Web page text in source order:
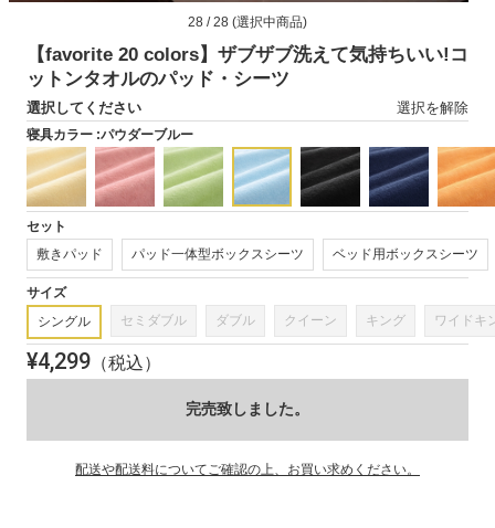
ィ
ア
(1)
を
く
28 / 28 (選択中商品)
【favorite 20 colors】ザブザブ洗えて気持ちいい!コ
ットンタオルのパッド・シーツ
選択してください 選択を解除
寝具カラー :パウダーブルー
セット
敷きパッド
パッド一体型ボックスシーツ ベッド用ボックスシーツ
サイズ
シングル
セミダブル ダブル クイーン キング ワイドキ
¥4,299 （税込）
完売致しました。
配送や配送料についてご確認の上、お買い求めください。